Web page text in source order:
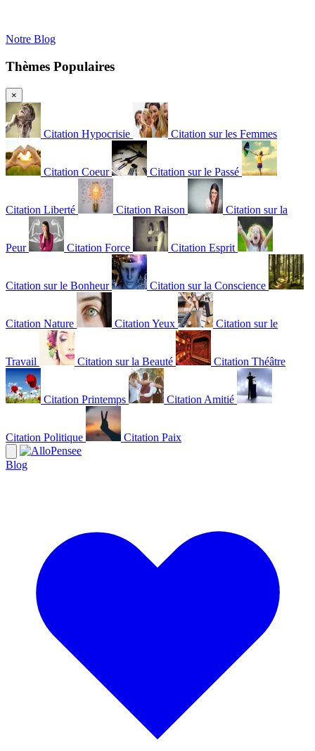
Notre Blog
Thèmes Populaires
×
Citation Hypocrisie Citation sur les Femmes
Citation Coeur Citation sur le Passé
Citation Liberté Citation Raison Citation sur la
Peur Citation Force Citation Esprit
Citation sur le Bonheur Citation sur la Conscience
Citation Nature Citation Yeux Citation sur le
Travail Citation sur la Beauté Citation Théâtre
Citation Printemps Citation Amitié
Citation Politique Citation Paix
Blog